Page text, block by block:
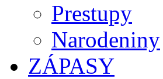
Prestupy
Narodeniny
ZÁPASY